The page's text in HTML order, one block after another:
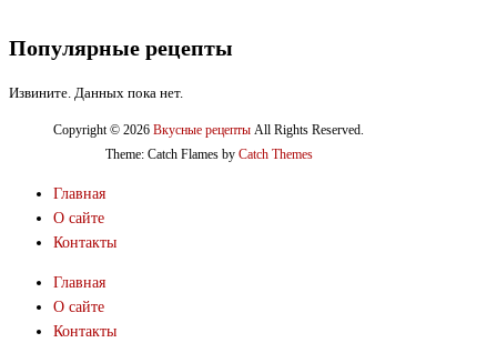
Популярные рецепты
Извините. Данных пока нет.
Copyright © 2026 Вкусные рецепты All Rights Reserved.
Theme: Catch Flames by Catch Themes
Главная
О сайте
Контакты
Главная
О сайте
Контакты